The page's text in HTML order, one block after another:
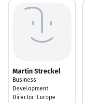
Martin Streckel
Business
Development
Director-Europe